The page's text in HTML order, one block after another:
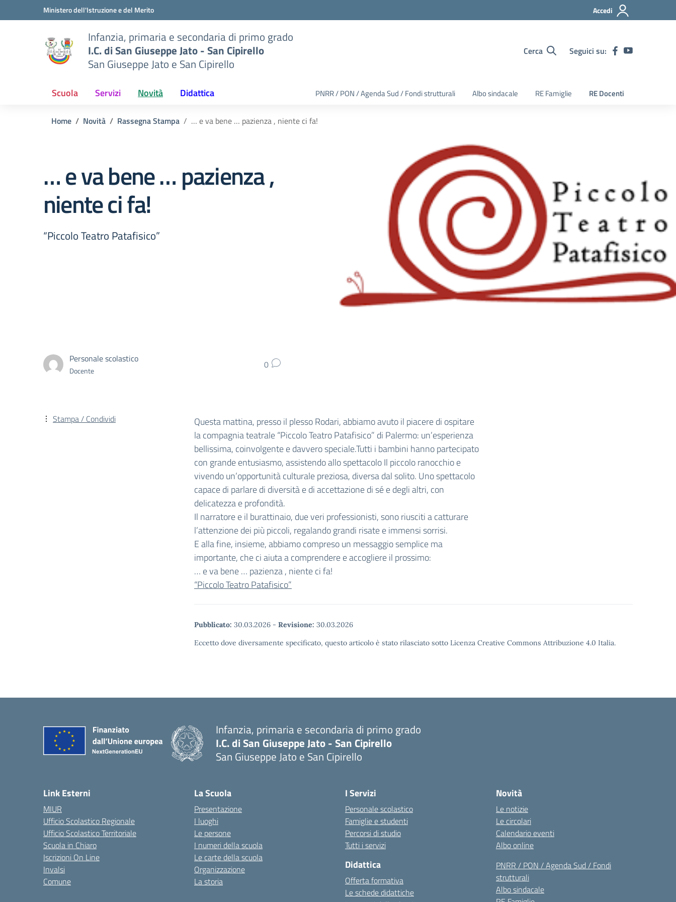
Vai ai contenuti
Vai al menu di navigazioneMinistero dell'Istruzione e del Merito Accedi
Infanzia, primaria e secondaria di primo grado
I.C. di San Giuseppe Jato - San Cipirello
San Giuseppe Jato e San Cipirello
Cerca Seguici su:
Scuola Servizi Novità Didattica PNRR / PON / Agenda Sud / Fondi strutturali Albo sindacale RE Famiglie RE Docenti
Home Novità Rassegna Stampa … e va bene … pazienza , niente ci fa!
… e va bene … pazienza ,
niente ci fa!
“Piccolo Teatro Patafisico”
Personale scolastico
Docente 0
Questa mattina, presso il plesso Rodari, abbiamo avuto il piacere di ospitare
la compagnia teatrale “Piccolo Teatro Patafisico” di Palermo: un’esperienza
bellissima, coinvolgente e davvero speciale.Tutti i bambini hanno partecipato
con grande entusiasmo, assistendo allo spettacolo Il piccolo ranocchio e
vivendo un’opportunità culturale preziosa, diversa dal solito. Uno spettacolo
capace di parlare di diversità e di accettazione di sé e degli altri, con
delicatezza e profondità.
Il narratore e il burattinaio, due veri professionisti, sono riusciti a catturare
l’attenzione dei più piccoli, regalando grandi risate e immensi sorrisi.
E alla fine, insieme, abbiamo compreso un messaggio semplice ma
importante, che ci aiuta a comprendere e accogliere il prossimo:
… e va bene … pazienza , niente ci fa!
“Piccolo Teatro Patafisico”
Pubblicato: 30.03.2026 - Revisione: 30.03.2026
Eccetto dove diversamente specificato, questo articolo è stato rilasciato sotto Licenza Creative Commons Attribuzione 4.0 Italia.
Stampa / Condividi
Infanzia, primaria e secondaria di primo grado
I.C. di San Giuseppe Jato - San Cipirello
San Giuseppe Jato e San Cipirello
Link Esterni
MIUR
Ufficio Scolastico Regionale
Ufficio Scolastico Territoriale
Scuola in Chiaro
Iscrizioni On Line
Invalsi
Comune
La Scuola
Presentazione
I luoghi
Le persone
I numeri della scuola
Le carte della scuola
Organizzazione
La storia
I Servizi
Personale scolastico
Famiglie e studenti
Percorsi di studio
Tutti i servizi
Didattica
Offerta formativa
Le schede didattiche
Novità
Le notizie
Le circolari
Calendario eventi
Albo online
PNRR / PON / Agenda Sud / Fondi
strutturali
Albo sindacale